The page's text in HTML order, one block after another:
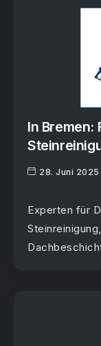
In Bremen:
28. Juni 2025
Experten für